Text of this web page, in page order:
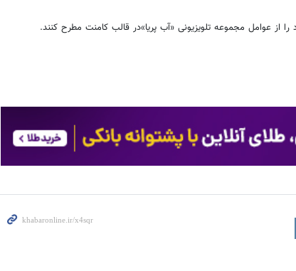
از عوامل مجموعه تلویزیونی «آب پریا»در قالب کامنت مطرح کنند.